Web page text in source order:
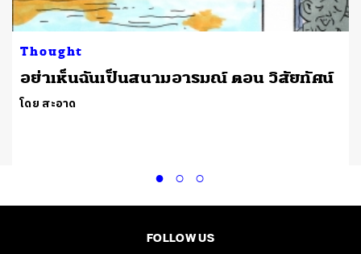
Thought
อย่าเห็นฉันเป็นสนามอารมณ์ ตอน วิสัยทัศน์
โดย สะอาด
FOLLOW US